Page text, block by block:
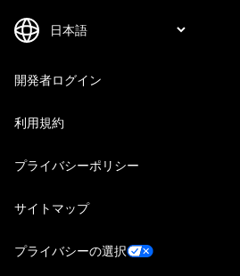
開発者ログイン
利用規約
プライバシーポリシー
サイトマップ
プライバシーの選択